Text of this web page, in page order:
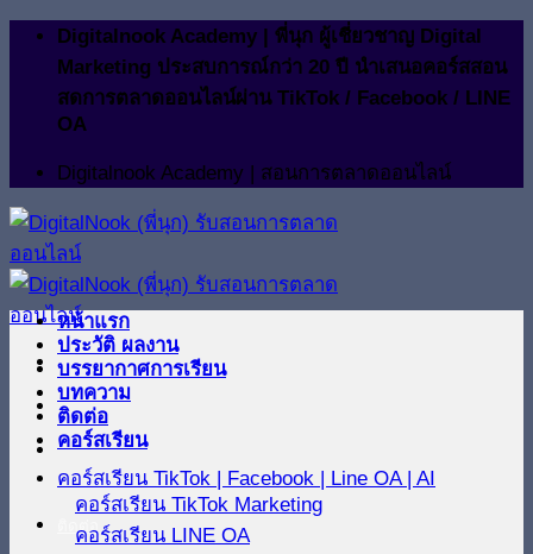
ข้าม
เนื้อหา
Digitalnook Academy | พี่นุก ผู้เชี่ยวชาญ Digital
Marketing ประสบการณ์กว่า 20 ปี นำเสนอคอร์สสอน
สดการตลาดออนไลน์ผ่าน TikTok / Facebook / LINE
OA
Digitalnook Academy | สอนการตลาดออนไลน์
คอร์สเรียน TikTok | Facebook | Line OA | AI
หน้าแรก
ประวัติ ผลงาน
บรรยากาศการเรียน
บทความ
ติดต่อ
คอร์สเรียน
คอร์สเรียน TikTok Marketing
คอร์สเรียน LINE OA